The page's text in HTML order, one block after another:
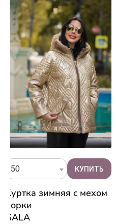
50
Куртка зимняя c мехом
норки
GALA